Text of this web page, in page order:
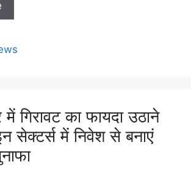
में गिरावट का फायदा उठाने
सेक्टर्स में निवेश से बनाएं